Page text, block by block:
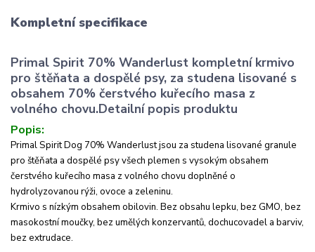
Kompletní specifikace
Primal Spirit 70% Wanderlust kompletní krmivo
pro štěňata a dospělé psy, za studena lisované s
obsahem 70% čerstvého kuřecího masa z
volného chovu.Detailní popis produktu
Popis:
Primal Spirit Dog 70% Wanderlust jsou za studena lisované granule
pro štěňata a dospělé psy všech plemen s vysokým obsahem
čerstvého kuřecího masa z volného chovu doplněné o
hydrolyzovanou rýži, ovoce a zeleninu.
Krmivo s nízkým obsahem obilovin. Bez obsahu lepku, bez GMO, bez
masokostní moučky, bez umělých konzervantů, dochucovadel a barviv,
bez extrudace.